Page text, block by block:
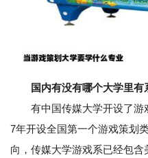
国内有没有哪个大学里有
有中国传媒大学开设了游
7年开设全国第一个游戏策划
向，传媒大学游戏系已经包